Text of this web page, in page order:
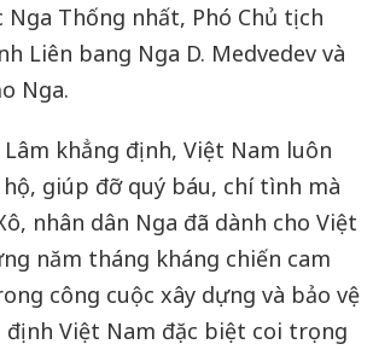
Thống nhất, Phó Chủ tịch
Liên bang Nga D. Medvedev và
Nga.
khẳng định, Việt Nam luôn
giúp đỡ quý báu, chí tình mà
nhân dân Nga đã dành cho Việt
năm tháng kháng chiến cam
công cuộc xây dựng và bảo vệ
định Việt Nam đặc biệt coi trọng